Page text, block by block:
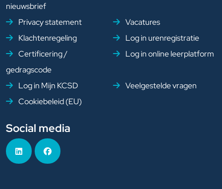
nieuwsbrief
Privacy statement
Vacatures
Klachtenregeling
Log in urenregistratie
Certificering /
gedragscode
Log in online leerplatform
Log in Mijn KCSD
Veelgestelde vragen
Cookiebeleid (EU)
Social media